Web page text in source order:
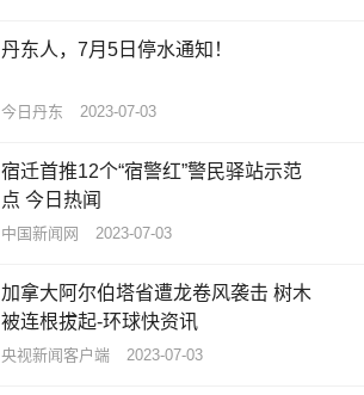
丹东人，7月5日停水通知！
今日丹东 2023-07-03
宿迁首推12个“宿警红”警民驿站示范
点 今日热闻
中国新闻网 2023-07-03
加拿大阿尔伯塔省遭龙卷风袭击 树木
被连根拔起-环球快资讯
央视新闻客户端 2023-07-03